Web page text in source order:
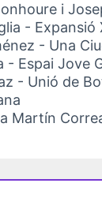
i
- Expansió
- Una
- Espai Jove
- Unió de
Martín